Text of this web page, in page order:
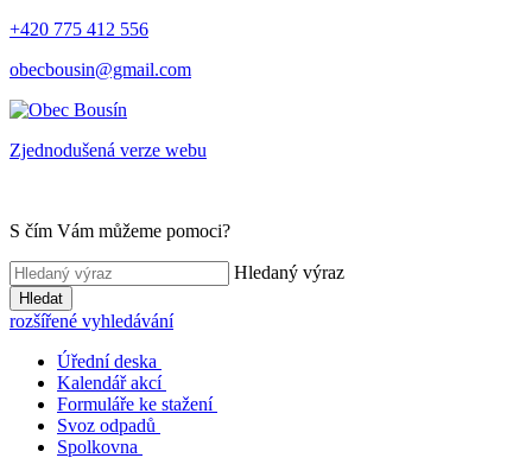
+420 775 412 556
obecbousin@gmail.com
Zjednodušená verze webu
S čím Vám můžeme pomoci?
Hledaný výraz
Hledat
rozšířené vyhledávání
Úřední deska
Kalendář akcí
Formuláře ke stažení
Svoz odpadů
Spolkovna